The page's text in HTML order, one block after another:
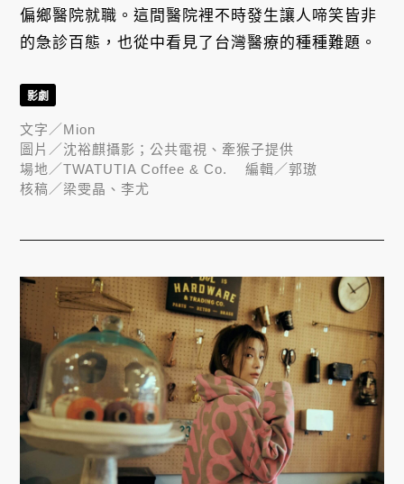
偏鄉醫院就職。這間醫院裡不時發生讓人啼笑皆非
的急診百態，也從中看見了台灣醫療的種種難題。
影劇
文字／Mion
圖片／沈裕麒攝影；公共電視、牽猴子提供
場地／TWATUTIA Coffee & Co. 編輯／郭璈
核稿／梁雯晶、李尤